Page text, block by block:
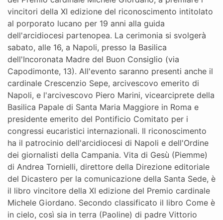
vincitori della XI edizione del riconoscimento intitolato
al porporato lucano per 19 anni alla guida
dell'arcidiocesi partenopea. La cerimonia si svolgerà
sabato, alle 16, a Napoli, presso la Basilica
dell'Incoronata Madre del Buon Consiglio (via
Capodimonte, 13). All'evento saranno presenti anche il
cardinale Crescenzio Sepe, arcivescovo emerito di
Napoli, e l'arcivescovo Piero Marini, vicearciprete della
Basilica Papale di Santa Maria Maggiore in Roma e
presidente emerito del Pontificio Comitato per i
congressi eucaristici internazionali. Il riconoscimento
ha il patrocinio dell'arcidiocesi di Napoli e dell'Ordine
dei giornalisti della Campania. Vita di Gesù (Piemme)
di Andrea Tornielli, direttore della Direzione editoriale
del Dicastero per la comunicazione della Santa Sede, è
il libro vincitore della XI edizione del Premio cardinale
Michele Giordano. Secondo classificato il libro Come è
in cielo, così sia in terra (Paoline) di padre Vittorio